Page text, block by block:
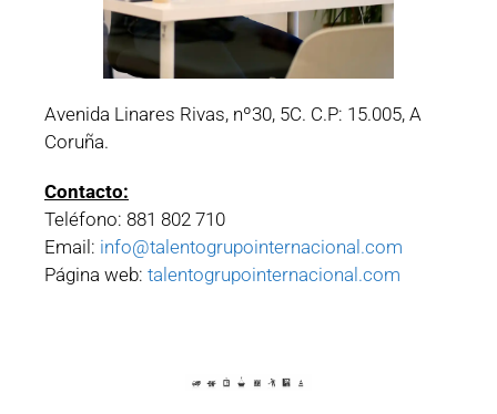
Avenida Linares Rivas, nº30, 5C. C.P: 15.005, A
Coruña.
Contacto:
Teléfono: 881 802 710
Email: info@talentogrupointernacional.com
Página web: talentogrupointernacional.com